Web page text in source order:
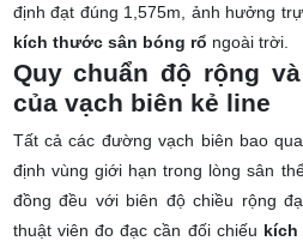
định đạt đúng 1,575m, ảnh hưởng
kích thước sân bóng rổ ngoài trời.
Quy chuẩn độ rộng
của vạch biên kẻ line
Tất cả các đường vạch biên bao
định vùng giới hạn trong lòng sân
đồng đều với biên độ chiều rộng
thuật viên đo đạc cần đối chiếu